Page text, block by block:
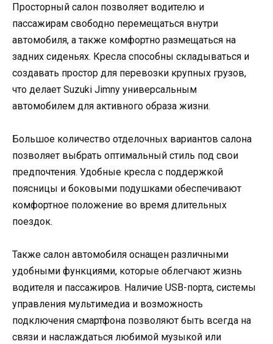
Просторный салон позволяет водителю и
пассажирам свободно перемещаться внутри
автомобиля, а также комфортно размещаться на
задних сиденьях. Кресла способны складываться и
создавать простор для перевозки крупных грузов,
что делает Suzuki Jimny универсальным
автомобилем для активного образа жизни.
Большое количество отделочных вариантов салона
позволяет выбрать оптимальный стиль под свои
предпочтения. Удобные кресла с поддержкой
поясницы и боковыми подушками обеспечивают
комфортное положение во время длительных
поездок.
Также салон автомобиля оснащен различными
удобными функциями, которые облегчают жизнь
водителя и пассажиров. Наличие USB-порта, системы
управления мультимедиа и возможность
подключения смартфона позволяют быть всегда на
связи и наслаждаться любимой музыкой или